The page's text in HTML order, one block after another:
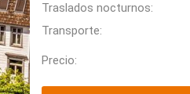
Traslados nocturnos:
Transporte:
Precio: